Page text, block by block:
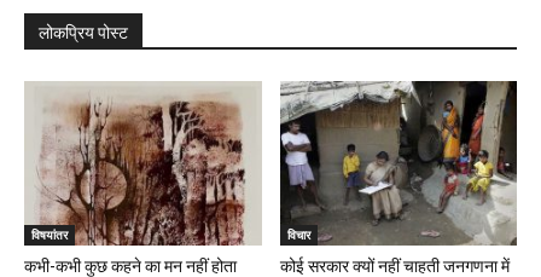
लोकप्रिय पोस्ट
विषयांतर
कभी-कभी कुछ कहने का मन नहीं होता
विचार
कोई सरकार क्यों नहीं चाहती जनगणना में